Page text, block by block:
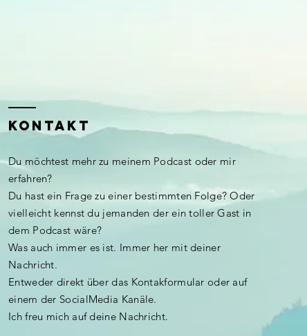
KONTAKT
Du möchtest mehr zu meinem Podcast oder mir
erfahren?
Du hast ein Frage zu einer bestimmten Folge? Oder
vielleicht kennst du jemanden der ein toller Gast in
dem Podcast wäre?
Was auch immer es ist. Immer her mit deiner
Nachricht.
Entweder direkt über das Kontakformular oder auf
einem der SocialMedia Kanäle.
Ich freu mich auf deine Nachricht.